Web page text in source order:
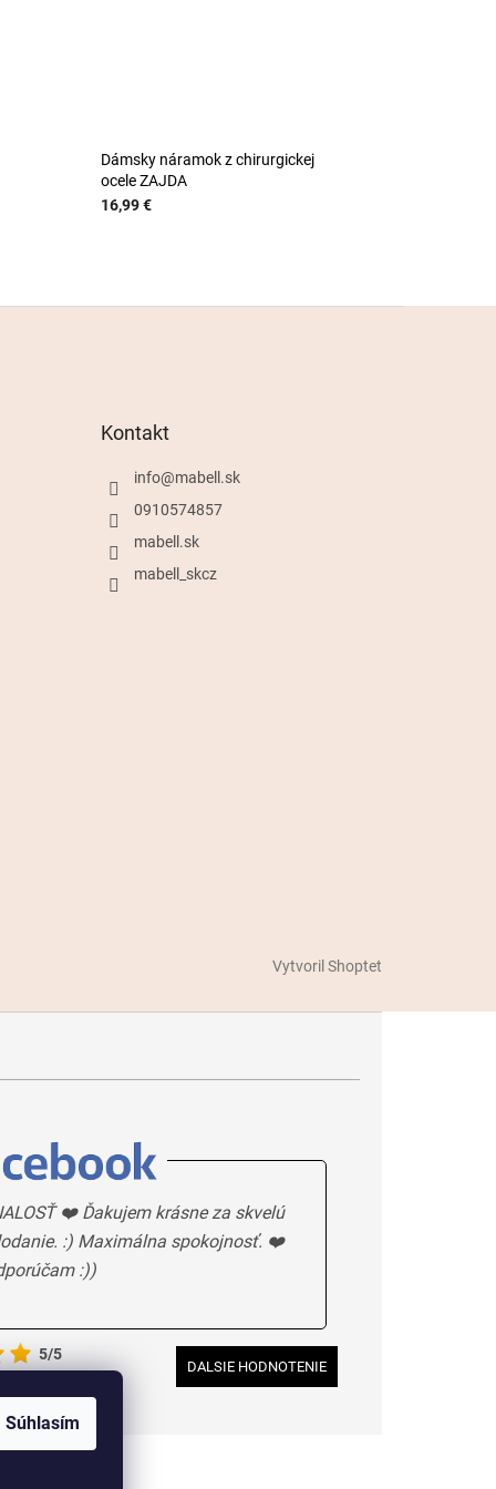
Súhlasím
Dámsky náramok z chirurgickej
ocele ZAJDA
16,99 €
Kontakt
info@mabell.sk
0910574857
mabell.sk
mabell_skcz
Vytvoril Shoptet
❤️ Ďakujem krásne za skvelú
:) Maximálna spokojnosť. ❤️
:))
5/5
DALSIE HODNOTENIE